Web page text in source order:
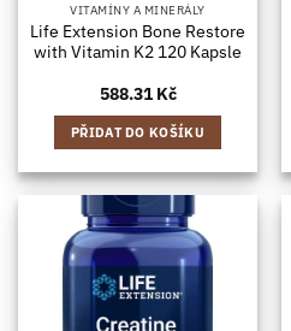
VITAMÍNY A MINERÁLY
Life Extension Bone Restore
with Vitamin K2 120 Kapsle
588.31Kč
PŘIDAT DO KOŠÍKU